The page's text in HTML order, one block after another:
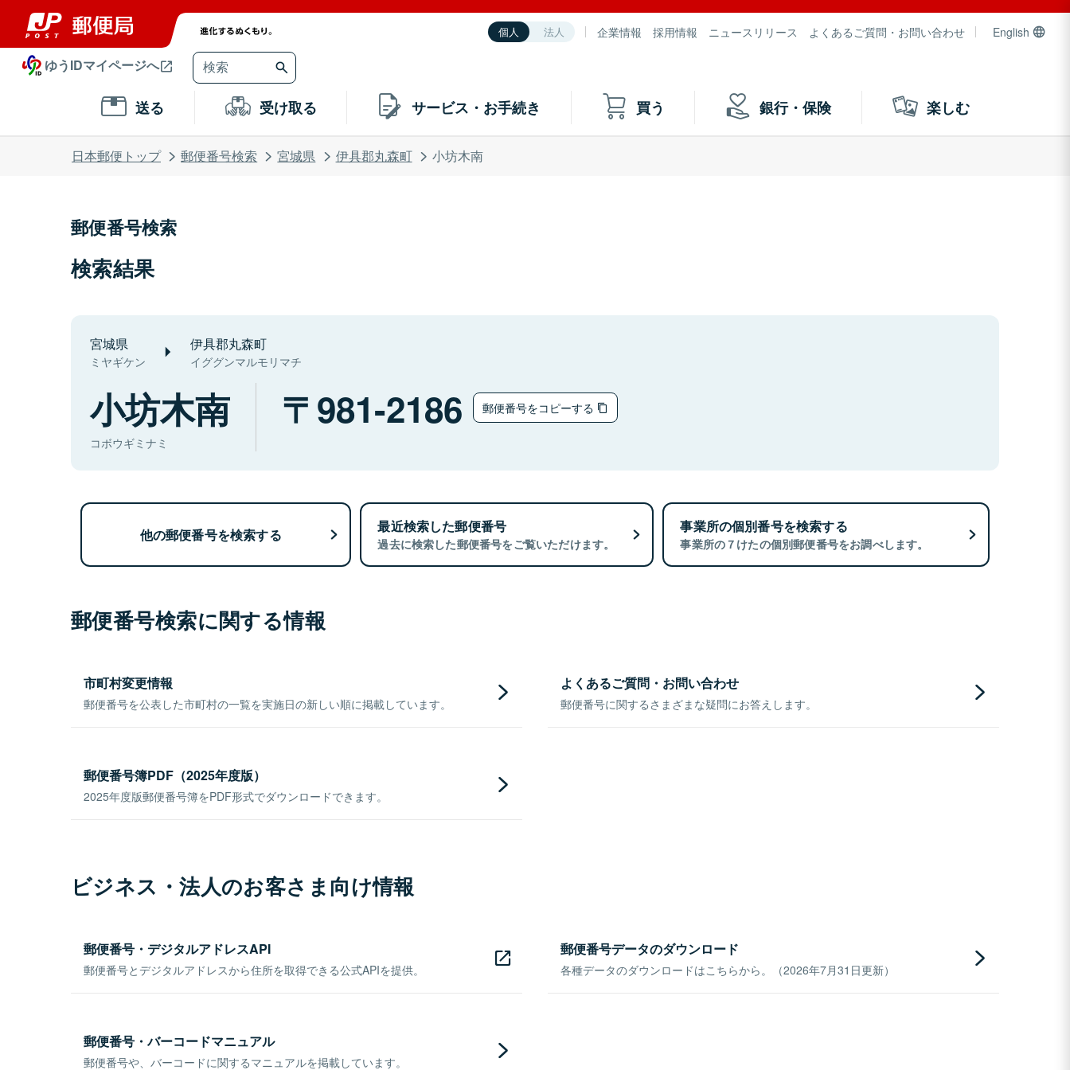
個人 法人 企業情報 採用情報 ニュースリリース よくあるご質問・お問い合わせ English
ゆうIDマイページへ
送る 受け取る サービス・お手続き 買う 銀行・保険 楽しむ
日本郵便トップ 郵便番号検索 宮城県 伊具郡丸森町 小坊木南
郵便番号検索
検索結果
宮城県
ミヤギケン
伊具郡丸森町
イググンマルモリマチ
小坊木南
コボウギミナミ
981-2186 郵便番号をコピーする
他の郵便番号を検索する 最近検索した郵便番号
過去に検索した郵便番号をご覧いただけます。
事業所の個別番号を検索する
事業所の７けたの個別郵便番号をお調べします。
郵便番号検索に関する情報
市町村変更情報
郵便番号を公表した市町村の一覧を実施日の新しい順に掲載しています。
よくあるご質問・お問い合わせ
郵便番号に関するさまざまな疑問にお答えします。
郵便番号簿PDF（2025年度版）
2025年度版郵便番号簿をPDF形式でダウンロードできます。
ビジネス・法人のお客さま向け情報
郵便番号・デジタルアドレスAPI
郵便番号とデジタルアドレスから住所を取得できる公式APIを提供。
郵便番号データのダウンロード
各種データのダウンロードはこちらから。（2026年7月31日更新）
郵便番号・バーコードマニュアル
郵便番号や、バーコードに関するマニュアルを掲載しています。